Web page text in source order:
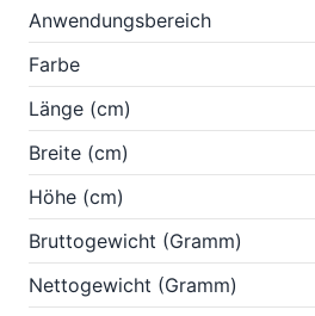
Anwendungsbereich
Farbe
Länge (cm)
Breite (cm)
Höhe (cm)
Bruttogewicht (Gramm)
Nettogewicht (Gramm)